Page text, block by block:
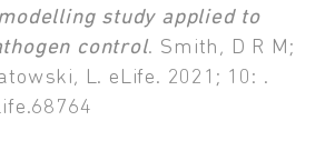
study applied to
control. Smith, D R M;
L. eLife. 2021; 10: .